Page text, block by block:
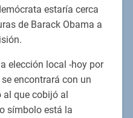
estaría cerca
de Barack Obama a
elección local -hoy por
encontrará con un
que cobijó al
símbolo está la